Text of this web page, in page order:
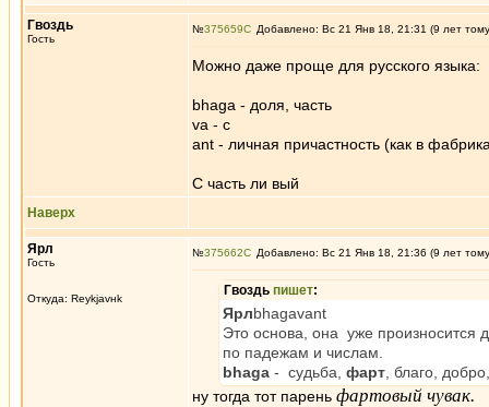
Гвоздь
Гость
№375659 Добавлено: Вс 21 Янв 18, 21:31 (9 лет
Можно даже проще для русского языка:
bhaga - доля, часть
vа - с
ant - личная причастность (как в
С часть ли вый
Наверх
Ярл
Гость
Откуда: Reykjavнk
№375662 Добавлено: Вс 21 Янв 18, 21:36 (9 лет
Гвоздь пишет:
Ярлbhagavant
Это основа, она уже произносится
по падежам и числам.
bhaga - судьба, фарт , благо,
ну тогда тот парень фартовый чувак.